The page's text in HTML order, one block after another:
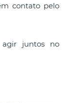
contato pelo
juntos no